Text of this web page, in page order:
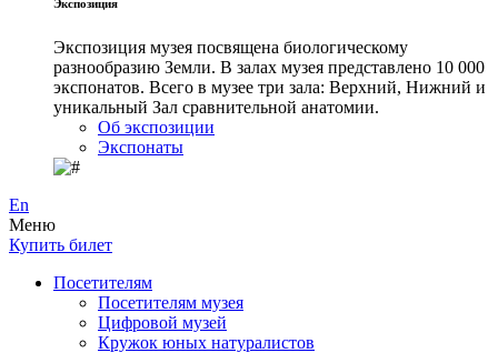
Экспозиция
Экспозиция музея посвящена биологическому
разнообразию Земли. В залах музея представлено 10 000
экспонатов. Всего в музее три зала: Верхний, Нижний и
уникальный Зал сравнительной анатомии.
Об экспозиции
Экспонаты
En
Меню
Купить билет
Посетителям
Посетителям музея
Цифровой музей
Кружок юных натуралистов